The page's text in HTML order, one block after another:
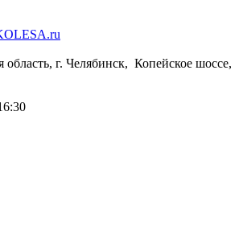
область, г. Челябинск, Копейское шоссе,